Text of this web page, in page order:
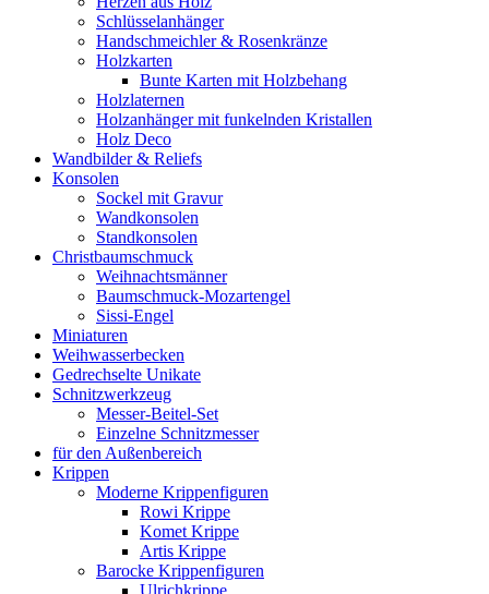
Schlüsselanhänger
Handschmeichler & Rosenkränze
Holzkarten
Bunte Karten mit Holzbehang
Holzlaternen
Holzanhänger mit funkelnden Kristallen
Holz Deco
Wandbilder & Reliefs
Konsolen
Sockel mit Gravur
Wandkonsolen
Standkonsolen
Christbaumschmuck
Weihnachtsmänner
Baumschmuck-Mozartengel
Sissi-Engel
Miniaturen
Weihwasserbecken
Gedrechselte Unikate
Schnitzwerkzeug
Messer-Beitel-Set
Einzelne Schnitzmesser
für den Außenbereich
Krippen
Moderne Krippenfiguren
Rowi Krippe
Komet Krippe
Artis Krippe
Barocke Krippenfiguren
Ulrichkrippe